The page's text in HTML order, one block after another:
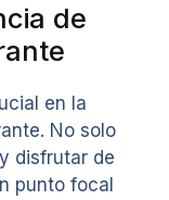
de
en la
No solo
disfrutar de
punto focal